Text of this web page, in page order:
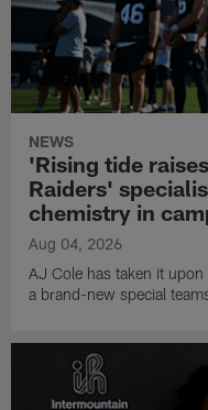
NEWS
'Rising tide
Raiders'
chemistry in
Aug 04, 2026
AJ Cole has taken it
a brand-new special